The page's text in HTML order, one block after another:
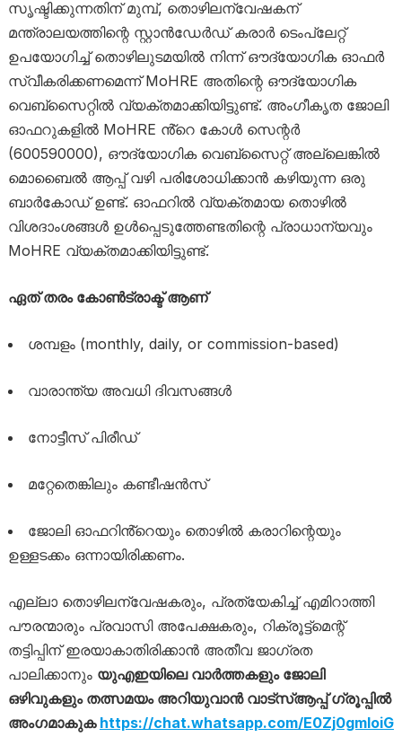
സൃഷ്ടിക്കുന്നതിന് മുമ്പ്, തൊഴിലന്വേഷകന്
മന്ത്രാലയത്തിന്റെ സ്റ്റാൻഡേർഡ് കരാർ ടെംപ്ലേറ്റ്
ഉപയോഗിച്ച് തൊഴിലുടമയിൽ നിന്ന് ഔദ്യോഗിക ഓഫർ
സ്വീകരിക്കണമെന്ന് MoHRE അതിന്റെ ഔദ്യോഗിക
വെബ്‌സൈറ്റിൽ വ്യക്തമാക്കിയിട്ടുണ്ട്. അംഗീകൃത ജോലി
ഓഫറുകളിൽ MoHRE ൻ്റെ കോൾ സെന്റർ
(600590000), ഔദ്യോഗിക വെബ്‌സൈറ്റ് അല്ലെങ്കിൽ
മൊബൈൽ ആപ്പ് വഴി പരിശോധിക്കാൻ കഴിയുന്ന ഒരു
ബാർകോഡ് ഉണ്ട്. ഓഫറിൽ വ്യക്തമായ തൊഴിൽ
വിശദാംശങ്ങൾ ഉൾപ്പെടുത്തേണ്ടതിന്റെ പ്രാധാന്യവും
MoHRE വ്യക്തമാക്കിയിട്ടുണ്ട്.
ഏത് തരം കോൺട്രാക്ട് ആണ്
ശമ്പളം (monthly, daily, or commission-based)
വാരാന്ത്യ അവധി ദിവസങ്ങൾ
നോട്ടീസ് പിരീഡ്
മറ്റേതെങ്കിലും കണ്ടീഷൻസ്
ജോലി ഓഫറിൻ്റെയും തൊഴിൽ കരാറിന്റെയും
ഉള്ളടക്കം ഒന്നായിരിക്കണം.
എല്ലാ തൊഴിലന്വേഷകരും, പ്രത്യേകിച്ച് എമിറാത്തി
പൗരന്മാരും പ്രവാസി അപേക്ഷകരും, റിക്രൂട്ട്മെന്റ്
തട്ടിപ്പിന് ഇരയാകാതിരിക്കാൻ അതീവ ജാഗ്രത
പാലിക്കാനും യുഎഇയിലെ വാർത്തകളും ജോലി
ഒഴിവുകളും തത്സമയം അറിയുവാൻ വാട്സ്ആപ്പ് ഗ്രൂപ്പിൽ
അംഗമാകുക https://chat.whatsapp.com/E0Zj0gmloiG